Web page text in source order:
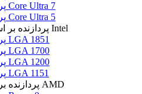
پردازنده Core Ultra 7
پردازنده Core Ultra 5
پردازنده بر اساس سوکت Intel
پردازنده LGA 1851
پردازنده LGA 1700
پردازنده LGA 1200
پردازنده LGA 1151
پردازنده بر اساس مدل AMD